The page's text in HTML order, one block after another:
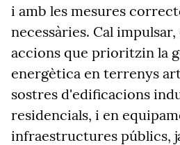
i amb les mesures
necessàries. Cal
accions que prioritzin la
energètica en terrenys
sostres d'edificacions
residencials, i en
infraestructures públics,